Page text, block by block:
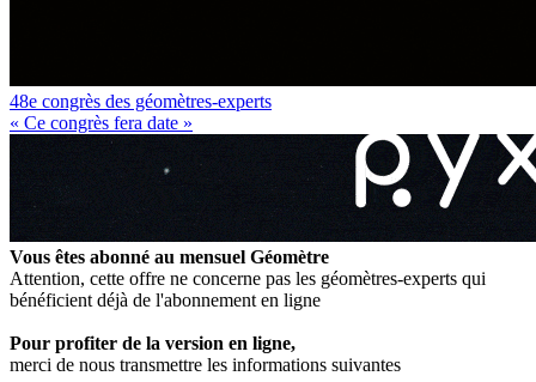
48e congrès des géomètres-experts
« Ce congrès fera date »
Vous êtes abonné au mensuel Géomètre
Attention, cette offre ne concerne pas les géomètres-experts qui
bénéficient déjà de l'abonnement en ligne
Pour profiter de la version en ligne,
merci de nous transmettre les informations suivantes